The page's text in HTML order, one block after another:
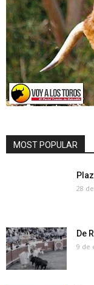
MOST POPULAR
28
De
9 de